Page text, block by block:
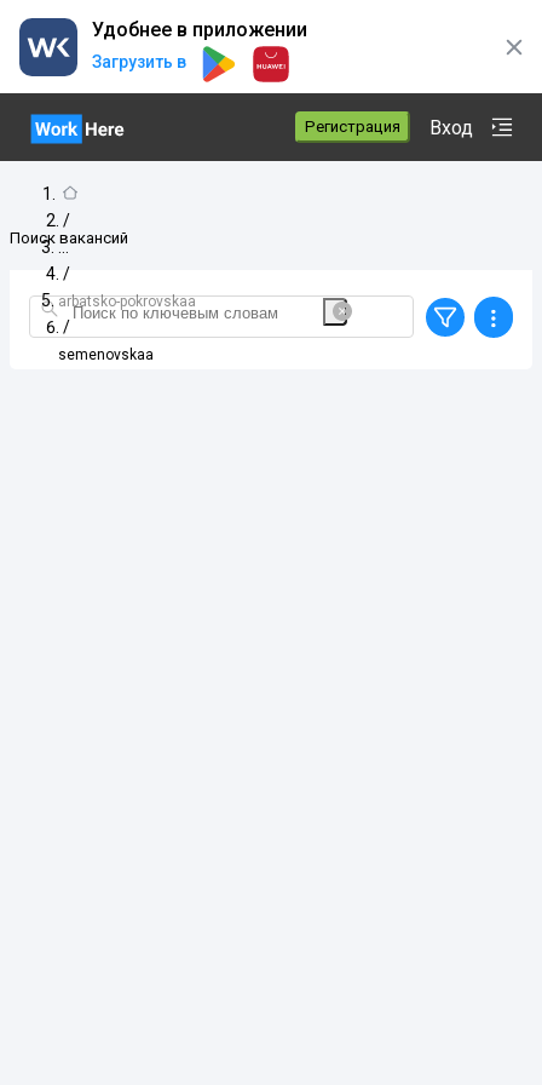
Удобнее в приложении
Загрузить в
Регистрация Вход
/
/
arbatsko-pokrovskaa
/
semenovskaa
Поиск вакансий